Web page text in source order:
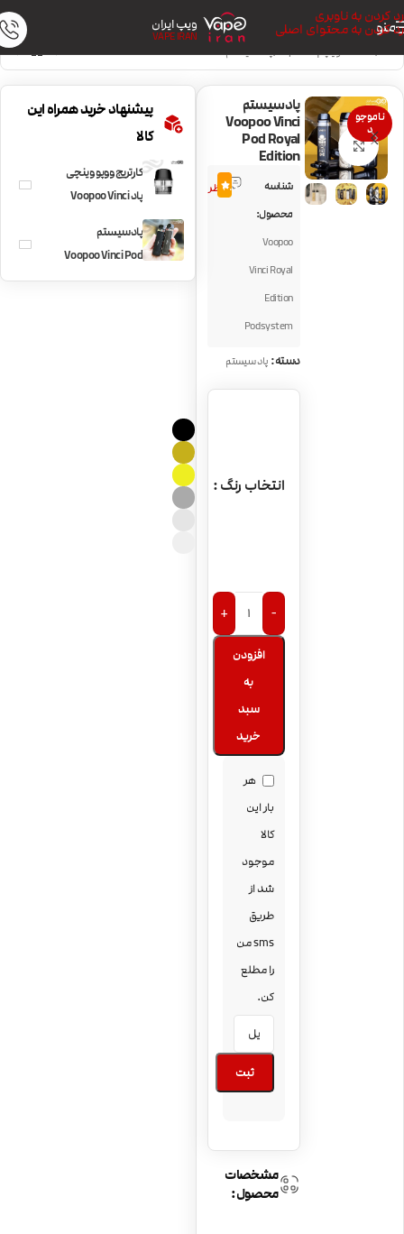
رد کردن به ناوبری
رد کردن به محتوای اصلی
منو ویپ ایران
VAPE IRAN
خانه/دستگاه ویپ | Vape Kit /پاد سیستم
ناموجو
د
بزرگنمایی تصویر
پادسیستم
Voopoo Vinci
Pod Royal
Edition
شناسه
محصول:
Voopoo
Vinci Royal
Edition
Podsystem
8
نظر4.9
دسته: پاد سیستم
انتخاب رنگ
-
+
افزودن
به
سبد
خرید
هر
بار این
کالا
موجود
شد از
طریق
sms من
را مطلع
کن.
ثبت
مشخصات
محصول:
پیشنهاد خرید همراه این
کالا
کارتریج ووپو وینچی
پاد Voopoo Vinci
Pod
پادسیستم
Voopoo Vinci Pod